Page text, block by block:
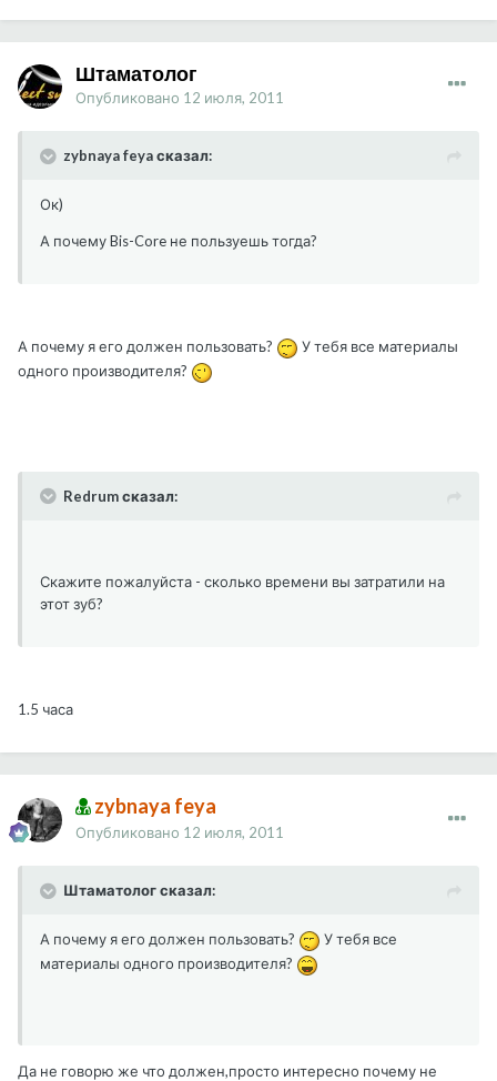
Штаматолог
Опубликовано 12 июля, 2011
zybnaya feya сказал:
Ок)
А почему Bis-Core не пользуешь тогда?
А почему я его должен пользовать?
У тебя все материалы
одного производителя?
Redrum сказал:
Скажите пожалуйста - сколько времени вы затратили на
этот зуб?
1.5 часа
zybnaya feya
Опубликовано 12 июля, 2011
Штаматолог сказал:
А почему я его должен пользовать?
У тебя все
материалы одного производителя?
Да не говорю же что должен,просто интересно почему не